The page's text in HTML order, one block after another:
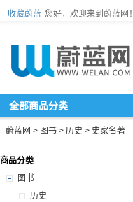
收藏蔚蓝 您好，欢迎来到蔚蓝网！
全部商品分类
蔚蓝网 > 图书 > 历史 > 史家名著
商品分类
图书
历史